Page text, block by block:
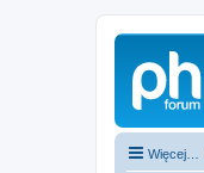
Więcej…